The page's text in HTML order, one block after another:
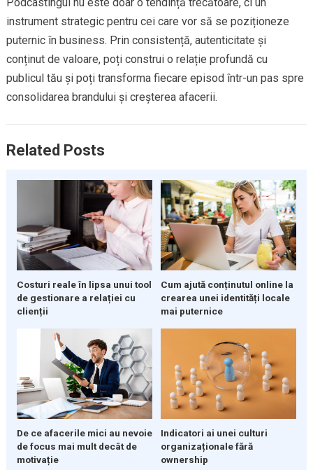
instrument strategic pentru cei care vor să se poziționeze
puternic în business. Prin consistență, autenticitate și
conținut de valoare, poți construi o relație profundă cu
publicul tău și poți transforma fiecare episod într-un pas spre
consolidarea brandului și creșterea afacerii.
Related Posts
Costuri reale în lipsa unui tool
de gestionare a relației cu
clienții
Cum ajută conținutul online la
crearea unei identități locale
mai puternice
De ce afacerile mici au nevoie
de focus mai mult decât de
motivație
Indicatori ai unei culturi
organizaționale fără
ownership